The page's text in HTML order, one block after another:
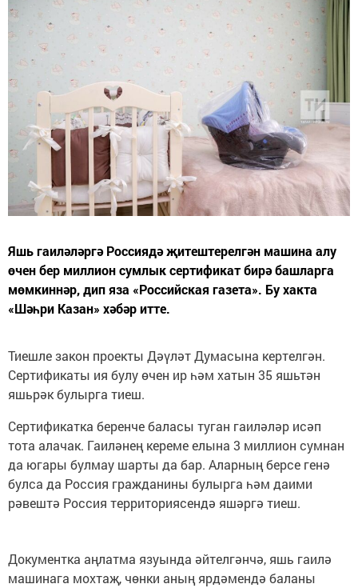
Яшь гаиләләргә Россиядә җитештерелгән машина алу
өчен бер миллион сумлык сертификат бирә башларга
мөмкиннәр, дип яза «Российская газета». Бу хакта
«Шәһри Казан» хәбәр итте.
Тиешле закон проекты Дәүләт Думасына кертелгән.
Сертификаты ия булу өчен ир һәм хатын 35 яшьтән
яшьрәк булырга тиеш.
Сертификатка беренче баласы туган гаиләләр исәп
тота алачак. Гаиләнең кереме елына 3 миллион сумнан
да югары булмау шарты да бар. Аларның берсе генә
булса да Россия гражданины булырга һәм даими
рәвештә Россия территориясендә яшәргә тиеш.
Документка аңлатма язуында әйтелгәнчә, яшь гаилә
машинага мохтаҗ, чөнки аның ярдәмендә баланы